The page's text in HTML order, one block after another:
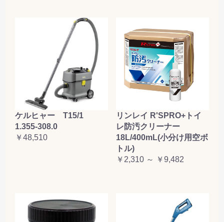
ケルヒャー T15/1
1.355-308.0
￥48,510
リンレイ R'SPRO+トイ
レ防汚クリーナー
18L/400mL(小分け用空ボ
トル)
￥2,310 ～ ￥9,482